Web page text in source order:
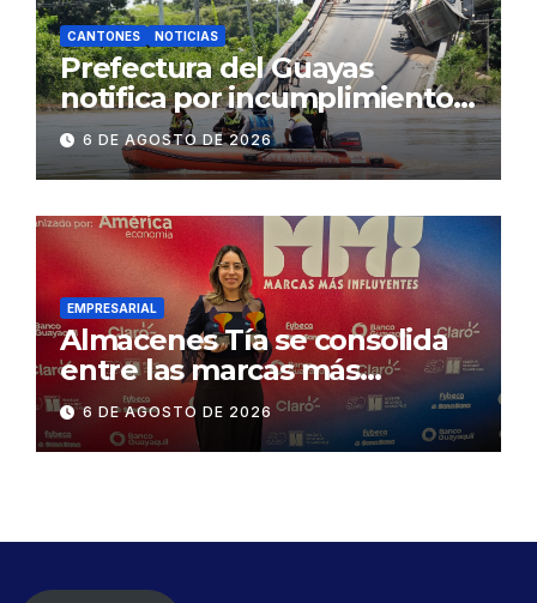
CANTONES NOTICIAS
Prefectura del Guayas
notifica por incumplimiento
contractual a la
Concesionaria CONORTE y
exige celeridad en
desmontaje del puente
Gonzalo Icaza Cornejo, en
Daule
6 DE AGOSTO DE 2026
EMPRESARIAL
Almacenes Tía se consolida
entre las marcas más
influyentes del Ecuador
6 DE AGOSTO DE 2026